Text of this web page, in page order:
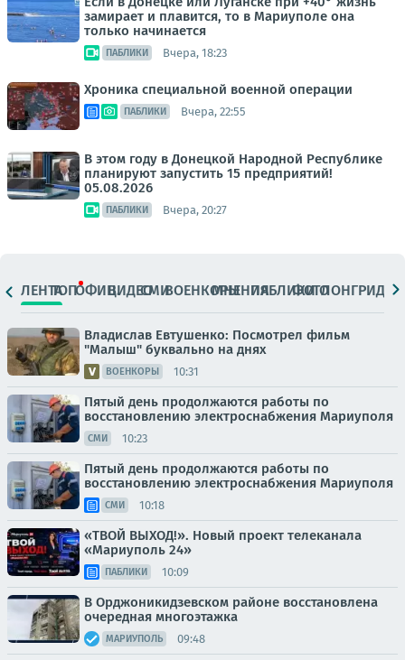
замирает и плавится, то в Мариуполе она
только начинается
ПАБЛИКИ Вчера, 18:23
Хроника специальной военной операции
ПАБЛИКИ Вчера, 22:55
В этом году в Донецкой Народной Республике
планируют запустить 15 предприятий!
05.08.2026
ПАБЛИКИ Вчера, 20:27
ЛЕНТАТОПОФИЦ.ВИДЕОСМИВОЕНКОРЫМНЕНИЯПАБЛИКИ
ФОТОЛОНГРИДЫ
Владислав Евтушенко: Посмотрел фильм
"Малыш" буквально на днях
ВОЕНКОРЫ 10:31
Пятый день продолжаются работы по
восстановлению электроснабжения Мариуполя
СМИ 10:23
Пятый день продолжаются работы по
восстановлению электроснабжения Мариуполя
СМИ 10:18
«ТВОЙ ВЫХОД!». Новый проект телеканала
«Мариуполь 24»
ПАБЛИКИ 10:09
В Орджоникидзевском районе восстановлена
очередная многоэтажка
МАРИУПОЛЬ 09:48